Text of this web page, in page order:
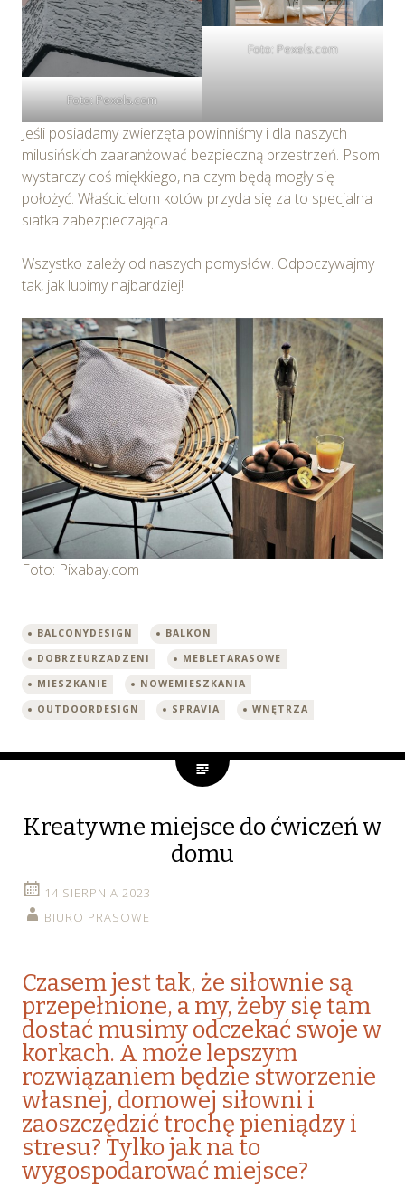
dobrowolne. Możesz wycofać zgodę i dokonać zmiany
ustawień dotyczących plików cookie w każdej chwili za
pośrednictwem panelu „Ustawienia plików cookie”
dostępnego z poziomuPolityki prywatności – pliki
.
Możesz również dostosować wybory dotyczące
plików cookie i udzielić zgody na wykorzystywanie
plików cookie w Serwisie tylko w wybranych przez
Ciebie celach poprzez wybranie opcji „Dostosuj
wybory”.
Foto: Pexels.com
Foto: Pexels.com
Jeśli posiadamy zwierzęta powinniśmy i dla naszych
milusińskich zaaranżować bezpieczną przestrzeń. Psom
wystarczy coś miękkiego, na czym będą mogły się
położyć. Właścicielom kotów przyda się za to specjalna
siatka zabezpieczająca.
Wszystko zależy od naszych pomysłów. Odpoczywajmy
tak, jak lubimy najbardziej!
Foto: Pixabay.com
BALCONYDESIGN
BALKON
DOBRZEURZADZENI
MEBLETARASOWE
MIESZKANIE
NOWEMIESZKANIA
OUTDOORDESIGN
SPRAVIA WNĘTRZA
Kreatywne miejsce do ćwiczeń w
domu
14 SIERPNIA 2023
BIURO PRASOWE
Czasem jest tak, że siłownie są
przepełnione, a my, żeby się tam
dostać musimy odczekać swoje w
korkach. A może lepszym
rozwiązaniem będzie stworzenie
własnej, domowej siłowni i
zaoszczędzić trochę pieniądzy i
stresu? Tylko jak na to
wygospodarować miejsce?